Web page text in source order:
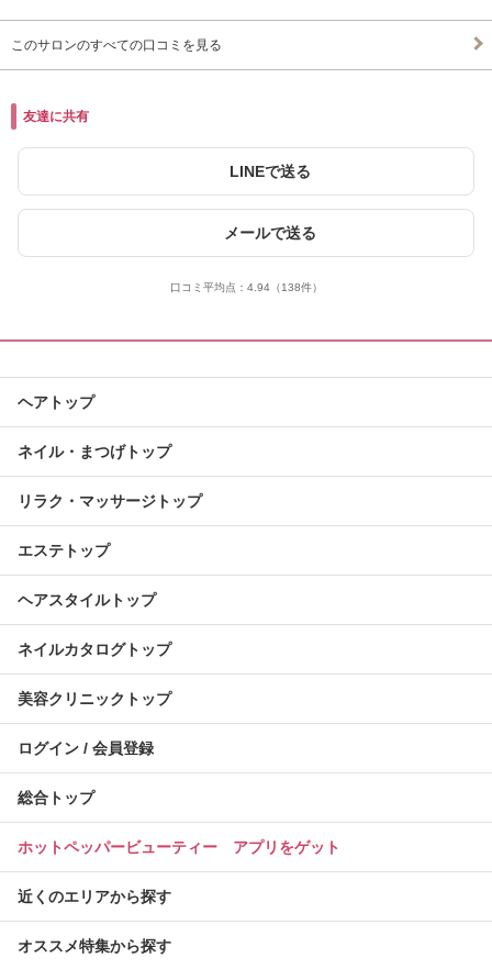
このサロンのすべての口コミを見る
友達に共有
LINEで送る
メールで送る
口コミ平均点： 4.94（138件）
ヘアトップ
ネイル・まつげトップ
リラク・マッサージトップ
エステトップ
ヘアスタイルトップ
ネイルカタログトップ
美容クリニックトップ
ログイン / 会員登録
総合トップ
ホットペッパービューティー アプリをゲット
近くのエリアから探す
オススメ特集から探す